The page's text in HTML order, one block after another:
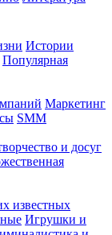
Истории
Популярная
Маркетинг
SMM
и досуг
известных
Игрушки и